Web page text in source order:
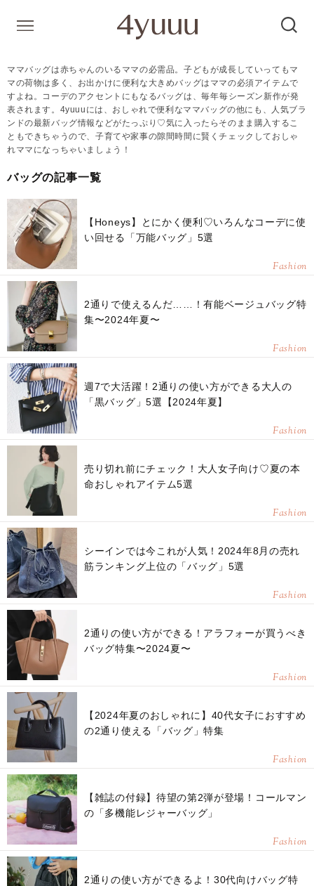
ママバッグは赤ちゃんのいるママの必需品。子どもが成長していってもマ
マの荷物は多く、お出かけに便利な大きめバッグはママの必須アイテムで
すよね。コーデのアクセントにもなるバッグは、毎年毎シーズン新作が発
表されます。4yuuuには、おしゃれで便利なママバッグの他にも、人気ブラ
ンドの最新バッグ情報などがたっぷり♡気に入ったらそのまま購入するこ
ともできちゃうので、子育てや家事の隙間時間に賢くチェックしておしゃ
れママになっちゃいましょう！
バッグの記事一覧
【Honeys】とにかく便利♡いろんなコーデに使
い回せる「万能バッグ」5選
Fashion
2通りで使えるんだ……！有能ベージュバッグ特
集〜2024年夏〜
Fashion
週7で大活躍！2通りの使い方ができる大人の
「黒バッグ」5選【2024年夏】
Fashion
売り切れ前にチェック！大人女子向け♡夏の本
命おしゃれアイテム5選
Fashion
シーインでは今これが人気！2024年8月の売れ
筋ランキング上位の「バッグ」5選
Fashion
2通りの使い方ができる！アラフォーが買うべき
バッグ特集〜2024夏〜
Fashion
【2024年夏のおしゃれに】40代女子におすすめ
の2通り使える「バッグ」特集
Fashion
【雑誌の付録】待望の第2弾が登場！コールマン
の「多機能レジャーバッグ」
Fashion
2通りの使い方ができるよ！30代向けバッグ特